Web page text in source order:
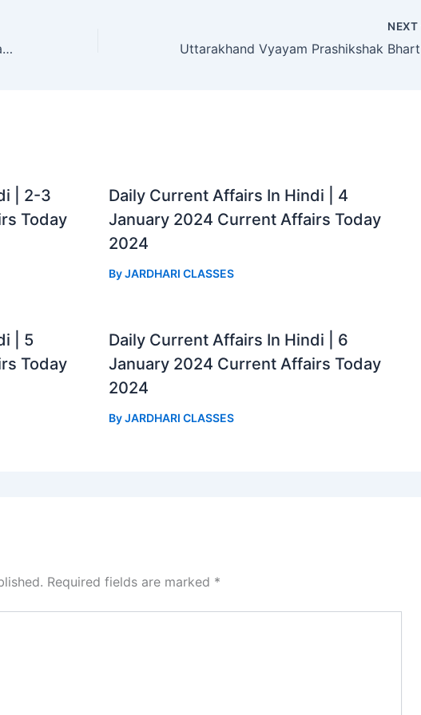
Daily Current Affairs In Hindi | 17 January 2024 Current Affairs Today 2024
NEXT
| 2-3
Today
Daily Current Affairs In Hindi | 4
January 2024 Current Affairs Today
2024
ByJARDHARI CLASSES
| 5
Today
Daily Current Affairs In Hindi | 6
January 2024 Current Affairs Today
2024
ByJARDHARI CLASSES
Required fields are marked *